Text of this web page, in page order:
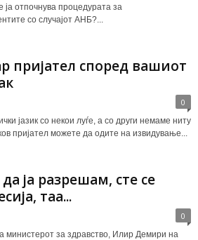
отпочнува процедурата за
со случајот АНБ?...
пријател според вашиот
0
јазик со некои луѓе, а со други немаме ниту
пријател можете да одите на извидување...
ја разрешам, сте се
таа...
0
министерот за здравство, Илир Демири на